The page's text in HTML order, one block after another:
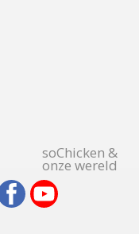
soChicken &
onze wereld